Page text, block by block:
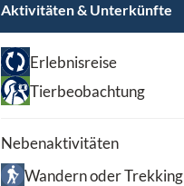
Aktivitäten & Unterkünfte
Erlebnisreise
Tierbeobachtung
Nebenaktivitäten
Wandern oder Trekking